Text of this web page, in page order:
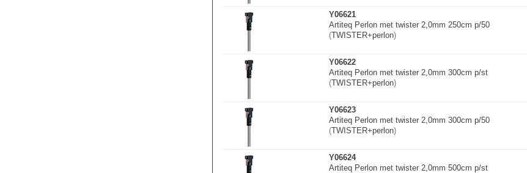
Y06621
Artiteq Perlon met twister 2,0mm 250cm p/50
(TWISTER+perlon)
Y06622
Artiteq Perlon met twister 2,0mm 300cm p/st
(TWISTER+perlon)
Y06623
Artiteq Perlon met twister 2,0mm 300cm p/50
(TWISTER+perlon)
Y06624
Artiteq Perlon met twister 2,0mm 500cm p/st